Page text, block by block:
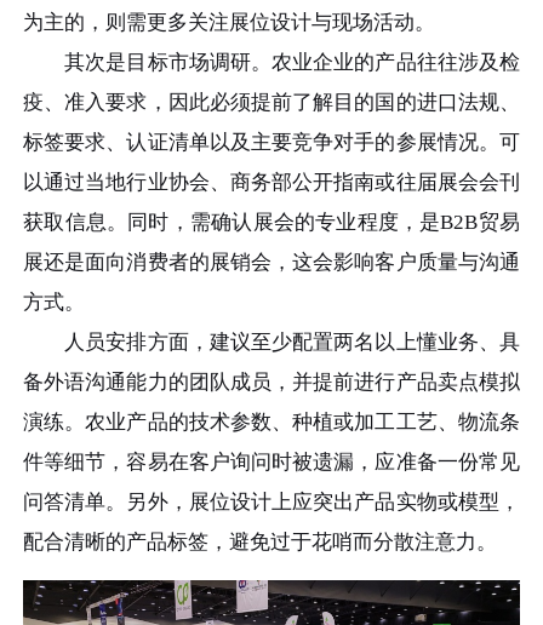
为主的，则需更多关注展位设计与现场活动。
其次是目标市场调研。农业企业的产品往往涉及检
疫、准入要求，因此必须提前了解目的国的进口法规、
标签要求、认证清单以及主要竞争对手的参展情况。可
以通过当地行业协会、商务部公开指南或往届展会会刊
获取信息。同时，需确认展会的专业程度，是B2B贸易
展还是面向消费者的展销会，这会影响客户质量与沟通
方式。
人员安排方面，建议至少配置两名以上懂业务、具
备外语沟通能力的团队成员，并提前进行产品卖点模拟
演练。农业产品的技术参数、种植或加工工艺、物流条
件等细节，容易在客户询问时被遗漏，应准备一份常见
问答清单。另外，展位设计上应突出产品实物或模型，
配合清晰的产品标签，避免过于花哨而分散注意力。